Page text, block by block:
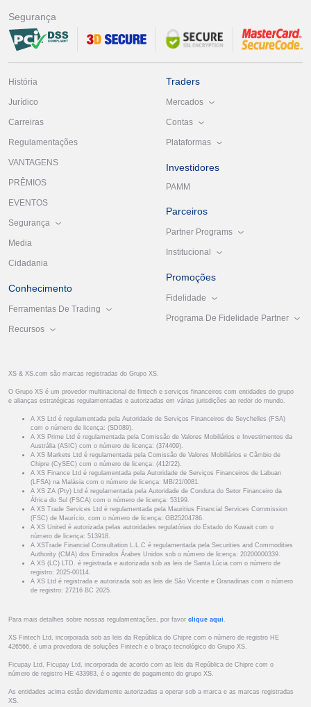
Segurança
História
Jurídico
Carreiras
Regulamentações
VANTAGENS
PRÊMIOS
EVENTOS
Segurança
Media
Cidadania
Conhecimento
Ferramentas De Trading
Recursos
Traders
Mercados
Contas
Plataformas
Investidores
PAMM
Parceiros
Partner Programs
Institucional
Promoções
Fidelidade
Programa De Fidelidade Partner
XS & XS.com são marcas registradas do Grupo XS.
O Grupo XS é um provedor multinacional de fintech e serviços financeiros com entidades do grupo
e alianças estratégicas regulamentadas e autorizadas em várias jurisdições ao redor do mundo.
A XS Ltd é regulamentada pela Autoridade de Serviços Financeiros de Seychelles (FSA)
com o número de licença: (SD089).
A XS Prime Ltd é regulamentada pela Comissão de Valores Mobiliários e Investimentos da
Austrália (ASIC) com o número de licença: (374409).
A XS Markets Ltd é regulamentada pela Comissão de Valores Mobiliários e Câmbio de
Chipre (CySEC) com o número de licença: (412/22).
A XS Finance Ltd é regulamentada pela Autoridade de Serviços Financeiros de Labuan
(LFSA) na Malásia com o número de licença: MB/21/0081.
A XS ZA (Pty) Ltd é regulamentada pela Autoridade de Conduta do Setor Financeiro da
África do Sul (FSCA) com o número de licença: 53199.
A XS Trade Services Ltd é regulamentada pela Mauritius Financial Services Commission
(FSC) de Maurício, com o número de licença: GB25204786.
A XS United é autorizada pelas autoridades regulatórias do Estado do Kuwait com o
número de licença: 513918.
A XSTrade Financial Consultation L.L.C é regulamentada pela Securities and Commodities
Authority (CMA) dos Emirados Árabes Unidos sob o número de licença: 20200000339.
A XS (LC) LTD. é registrada e autorizada sob as leis de Santa Lúcia com o número de
registro: 2025-00114.
A XS Ltd é registrada e autorizada sob as leis de São Vicente e Granadinas com o número
de registro: 27216 BC 2025.
Para mais detalhes sobre nossas regulamentações, por favor clique aqui .
XS Fintech Ltd, incorporada sob as leis da República do Chipre com o número de registro HE
426566, é uma provedora de soluções Fintech e o braço tecnológico do Grupo XS.
Ficupay Ltd, Ficupay Ltd, incorporada de acordo com as leis da República de Chipre com o
número de registro HE 433983, é o agente de pagamento do grupo XS.
As entidades acima estão devidamente autorizadas a operar sob a marca e as marcas registradas
XS.